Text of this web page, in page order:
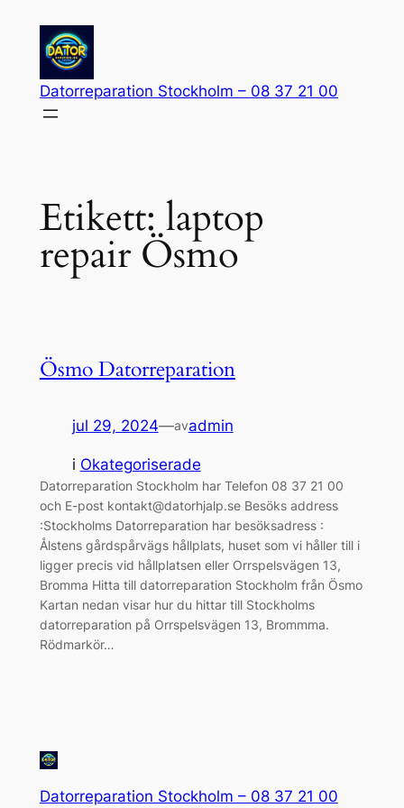
innehåll
Datorreparation Stockholm – 08 37 21 00
Etikett: laptop
repair Ösmo
Ösmo Datorreparation
jul 29, 2024—avadmin
i Okategoriserade
Datorreparation Stockholm har Telefon 08 37 21 00
och E-post kontakt@datorhjalp.se Besöks address
:Stockholms Datorreparation har besöksadress :
Ålstens gårdspårvägs hållplats, huset som vi håller till i
ligger precis vid hållplatsen eller Orrspelsvägen 13,
Bromma Hitta till datorreparation Stockholm från Ösmo
Kartan nedan visar hur du hittar till Stockholms
datorreparation på Orrspelsvägen 13, Brommma.
Rödmarkör…
Datorreparation Stockholm – 08 37 21 00